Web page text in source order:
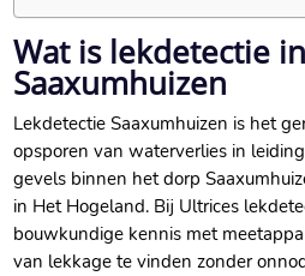
Wat is lekdetectie in
Saaxumhuizen
Lekdetectie Saaxumhuizen is het
opsporen van waterverlies in
gevels binnen het dorp
in Het Hogeland.​ Bij Ultrices
bouwkundige kennis met
van lekkage te vinden zonder